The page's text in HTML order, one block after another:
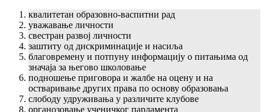
квалитетан образовно-васпитни рад
уважавање личности
свестран развој личности
заштиту од дискриминације и насиља
благовремену и потпуну информацију о питањима од
значаја за његово школовање
подношење приговора и жалбе на оцену и на
остваривање других права по основу образовања
слободу удруживања у различите клубове
органозовање ученичког парламента